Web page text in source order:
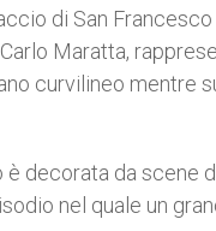
di San
Maratta,
curvilineo mentre
decorata da scene
nel quale un